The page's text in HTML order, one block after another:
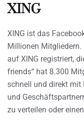
XING
XING ist das
Millionen Mitgliedern.
auf XING registriert,
friends“ hat 8.300
schnell und direkt mit
und
zu verteilen oder